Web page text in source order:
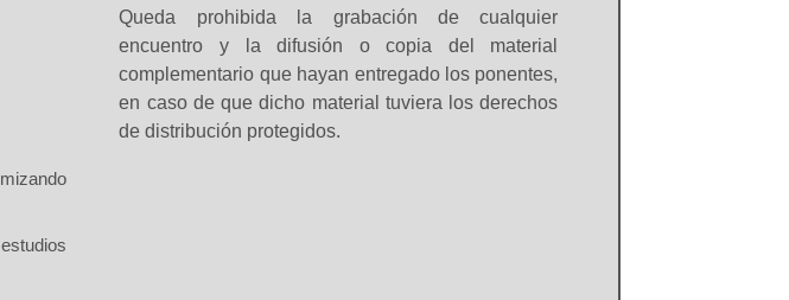
Queda prohibida la grabación de cualquier
encuentro y la difusión o copia del material
complementario que hayan entregado los ponentes,
en caso de que dicho material tuviera los derechos
de distribución protegidos.